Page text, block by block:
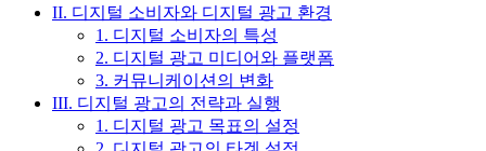
II. 디지털 소비자와 디지털 광고 환경
1. 디지털 소비자의 특성
2. 디지털 광고 미디어와 플랫폼
3. 커뮤니케이션의 변화
III. 디지털 광고의 전략과 실행
1. 디지털 광고 목표의 설정